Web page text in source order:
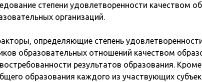
степени удовлетворенности качеством
организаций.
определяющие степень
образовательных отношений качеством
результатов образования.
образования каждого из участвующих